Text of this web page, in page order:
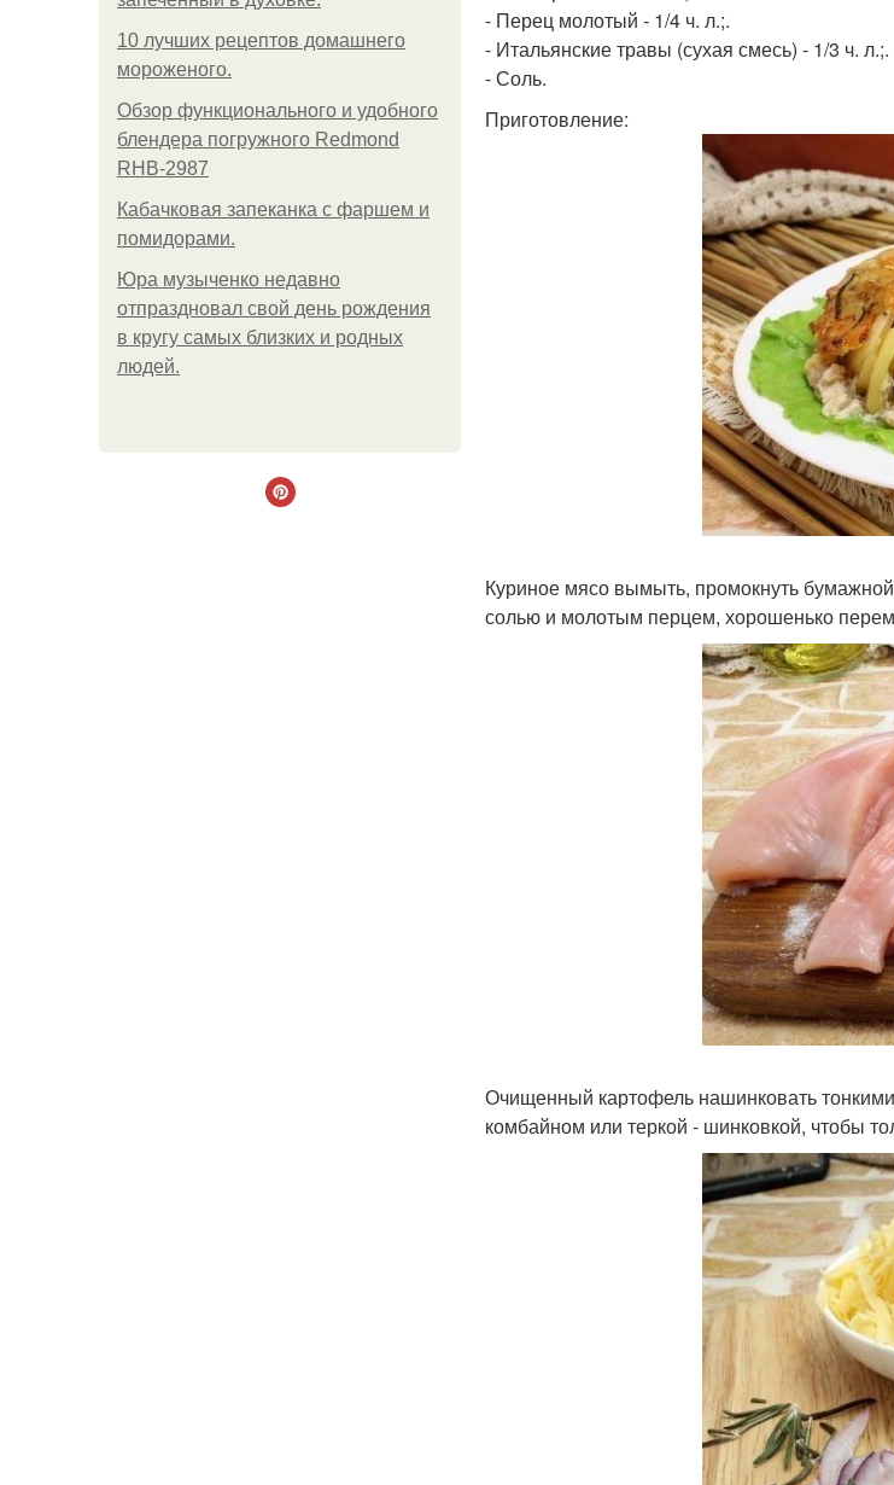
10 лучших рецептов домашнего
мороженого.
Обзор функционального и удобного
блендера погружного Redmond
RHB-2987
Кабачковая запеканка с фаршем и
помидорами.
Юра музыченко недавно
отпраздновал свой день рождения
в кругу самых близких и родных
людей.
- Перец молотый - 1/4 ч. л.;.
- Итальянские травы (сухая смесь) - 1/3 ч. л.;.
- Соль.
Приготовление:
Куриное мясо вымыть, промокнуть
солью и молотым перцем, хорошенько
Очищенный картофель нашинковать
комбайном или теркой - шинковкой, чтобы